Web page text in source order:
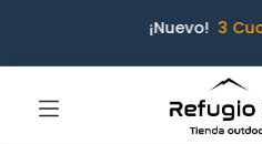
¡Nuevo! 3